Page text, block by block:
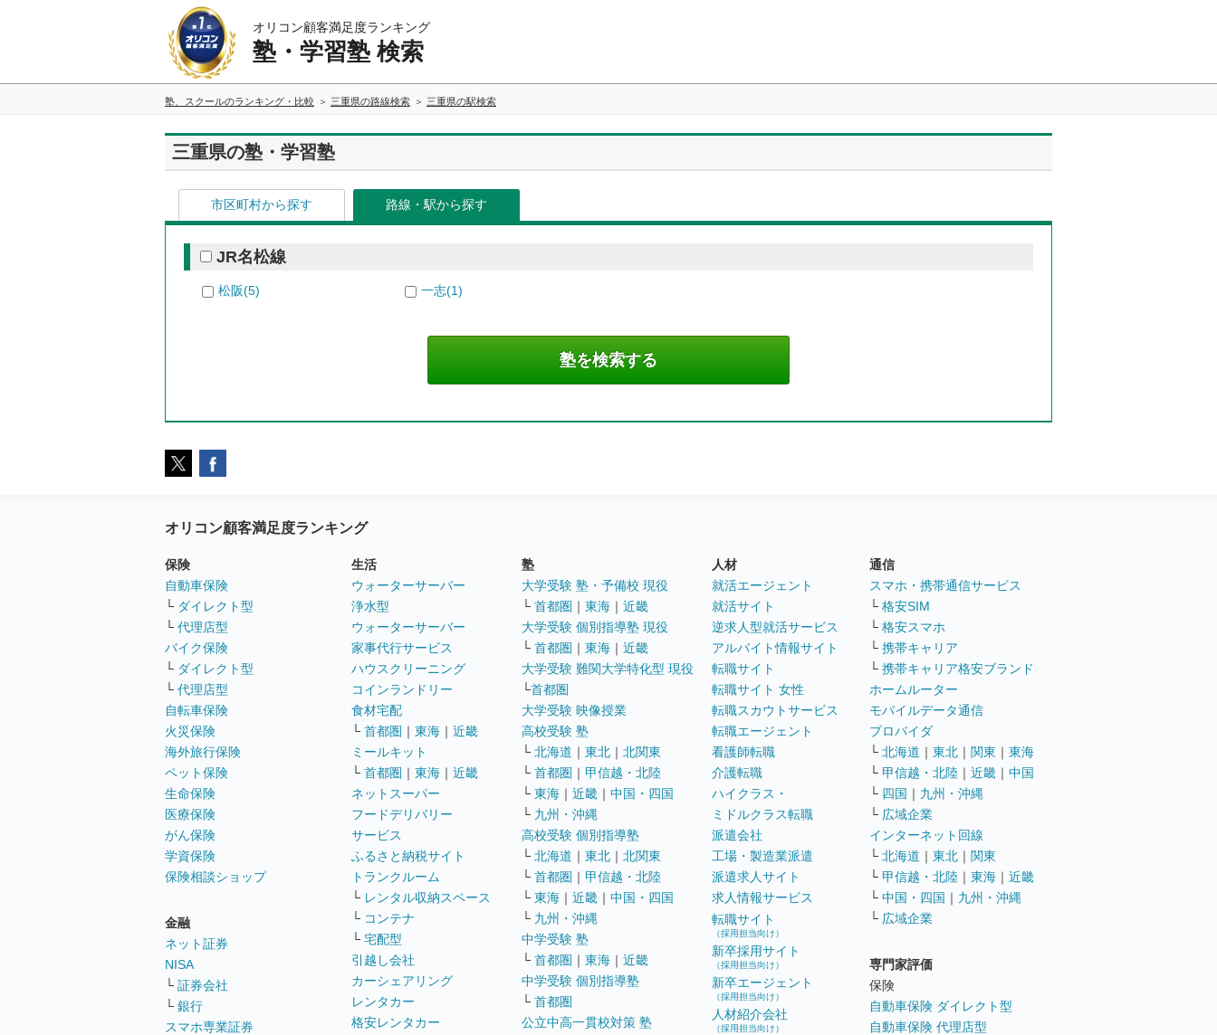
オリコン顧客満足度ランキング
塾・学習塾 検索
塾、スクールのランキング・比較 三重県の路線検索 三重県の駅検索
三重県の塾・学習塾
市区町村から探す 路線・駅から探す
JR名松線
松阪(5) 一志(1)
オリコン顧客満足度ランキング
保険
自動車保険
└ ダイレクト型
└ 代理店型
バイク保険
└ ダイレクト型
└ 代理店型
自転車保険
火災保険
海外旅行保険
ペット保険
生命保険
医療保険
がん保険
学資保険
保険相談ショップ
金融
ネット証券
NISA
└ 証券会社
└ 銀行
スマホ専業証券
生活
ウォーターサーバー
浄水型
ウォーターサーバー
家事代行サービス
ハウスクリーニング
コインランドリー
食材宅配
└ 首都圏 ｜ 東海 ｜ 近畿
ミールキット
└ 首都圏 ｜ 東海 ｜ 近畿
ネットスーパー
フードデリバリー
サービス
ふるさと納税サイト
トランクルーム
└ レンタル収納スペース
└ コンテナ
└ 宅配型
引越し会社
カーシェアリング
レンタカー
格安レンタカー
塾
大学受験 塾・予備校 現役
└ 首都圏 ｜ 東海 ｜ 近畿
大学受験 個別指導塾 現役
└ 首都圏 ｜ 東海 ｜ 近畿
大学受験 難関大学特化型 現役
└首都圏
大学受験 映像授業
高校受験 塾
└ 北海道 ｜ 東北 ｜ 北関東
└ 首都圏 ｜ 甲信越・北陸
└ 東海 ｜ 近畿 ｜ 中国・四国
└ 九州・沖縄
高校受験 個別指導塾
└ 北海道 ｜ 東北 ｜ 北関東
└ 首都圏 ｜ 甲信越・北陸
└ 東海 ｜ 近畿 ｜ 中国・四国
└ 九州・沖縄
中学受験 塾
└ 首都圏 ｜ 東海 ｜ 近畿
中学受験 個別指導塾
└ 首都圏
公立中高一貫校対策 塾
人材
就活エージェント
就活サイト
逆求人型就活サービス
アルバイト情報サイト
転職サイト
転職サイト 女性
転職スカウトサービス
転職エージェント
看護師転職
介護転職
ハイクラス・
ミドルクラス転職
派遣会社
工場・製造業派遣
派遣求人サイト
求人情報サービス
転職サイト
（採用担当向け）
新卒採用サイト
（採用担当向け）
新卒エージェント
（採用担当向け）
人材紹介会社
（採用担当向け）
通信
スマホ・携帯通信サービス
└ 格安SIM
└ 格安スマホ
└ 携帯キャリア
└ 携帯キャリア格安ブランド
ホームルーター
モバイルデータ通信
プロバイダ
└ 北海道 ｜ 東北 ｜ 関東 ｜ 東海
└ 甲信越・北陸 ｜ 近畿 ｜ 中国
└ 四国 ｜ 九州・沖縄
└ 広域企業
インターネット回線
└ 北海道 ｜ 東北 ｜ 関東
└ 甲信越・北陸 ｜ 東海 ｜ 近畿
└ 中国・四国 ｜ 九州・沖縄
└ 広域企業
専門家評価
保険
自動車保険 ダイレクト型
自動車保険 代理店型